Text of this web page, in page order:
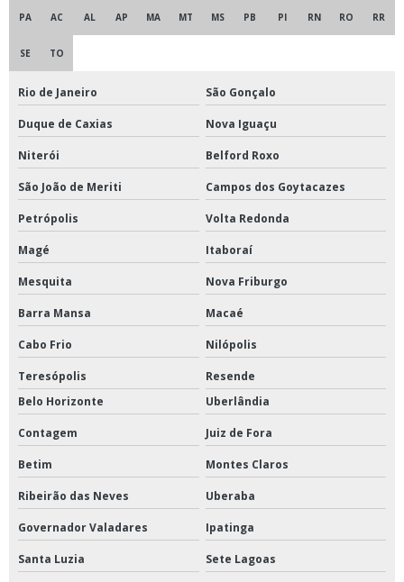
Moinho de bolas para laboratório
Moinho de facas tipo willey
Moinho de jarro para laboratório
Moinho de solo
Moinho para minérios
Refrigerador para vacinas
Refrigerador para vacinas preço
Tanque de formol para cadáveres
Tanques de formol
Reator fermentador biorreator para laboratório
Banho para ductilômetro
Bomba peristáltica
Bomba peristáltica para laboratório
Bomba peristáltica digital
Britador de mandíbula
PA AC AL AP MA MT MS PB PI RN RO RR
SE TO
Rio de Janeiro São Gonçalo
Duque de Caxias Nova Iguaçu
Niterói Belford Roxo
São João de Meriti Campos dos Goytacazes
Petrópolis Volta Redonda
Magé Itaboraí
Mesquita Nova Friburgo
Barra Mansa Macaé
Cabo Frio Nilópolis
Teresópolis
Resende
Belo Horizonte
Uberlândia
Contagem Juiz de Fora
Betim Montes Claros
Ribeirão das Neves Uberaba
Governador Valadares Ipatinga
Santa Luzia Sete Lagoas